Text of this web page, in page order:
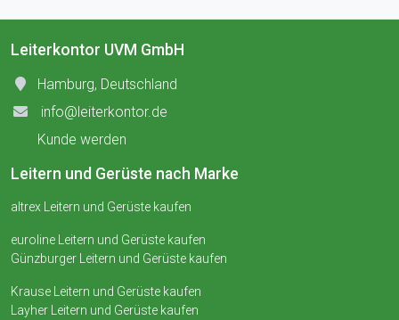
Leiterkontor UVM GmbH
Hamburg, Deutschland
info@leiterkontor.de
Kunde werden
Leitern und Gerüste nach Marke
altrex Leitern und Gerüste kaufen
euroline Leitern und Gerüste kaufen
Günzburger Leitern und Gerüste kaufen
Krause Leitern und Gerüste kaufen
Layher Leitern und Gerüste kaufen